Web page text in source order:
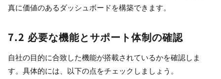
真に価値のあるダッシュボードを構築できます。
7.2 必要な機能とサポート体制の確認
自社の目的に合致した機能が搭載されているかを確認しま
す。具体的には、以下の点をチェックしましょう。